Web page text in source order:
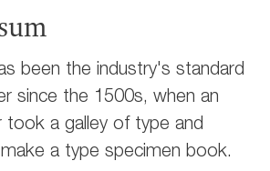
been the industry's standard
since the 1500s, when an
took a galley of type and
a type specimen book.